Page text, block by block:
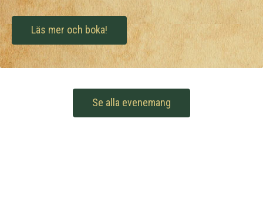
Läs mer och boka!
Se alla evenemang